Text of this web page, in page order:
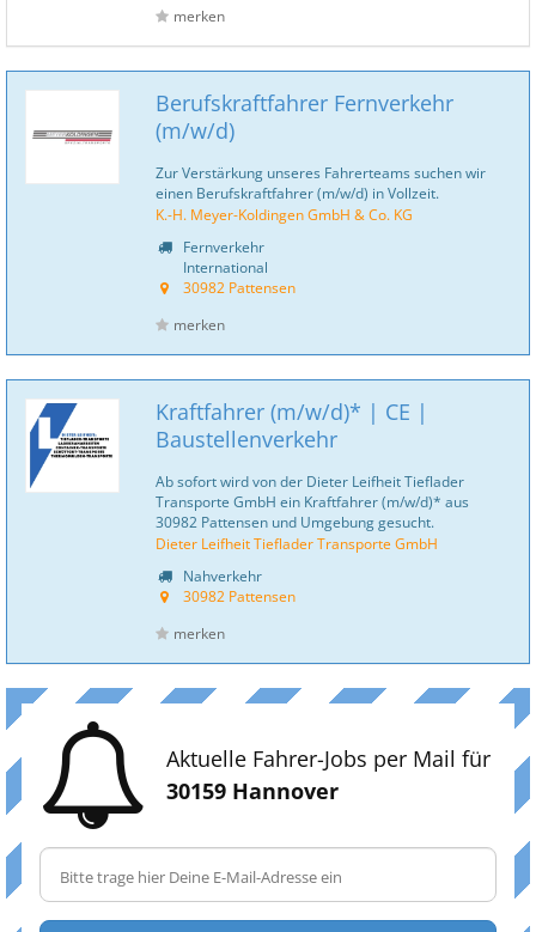
merken
Berufskraftfahrer Fernverkehr
(m/w/d)
Zur Verstärkung unseres Fahrerteams suchen wir
einen Berufskraftfahrer (m/w/d) in Vollzeit.
K.-H. Meyer-Koldingen GmbH & Co. KG
Fernverkehr
International
30982 Pattensen
merken
Kraftfahrer (m/w/d)* | CE |
Baustellenverkehr
Ab sofort wird von der Dieter Leifheit Tieflader
Transporte GmbH ein Kraftfahrer (m/w/d)* aus
30982 Pattensen und Umgebung gesucht.
Dieter Leifheit Tieflader Transporte GmbH
Nahverkehr
30982 Pattensen
merken
Aktuelle Fahrer-Jobs per Mail für
30159 Hannover